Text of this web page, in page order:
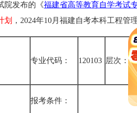
院发布的《福建省高等教育自学考试
划
，2024年10月福建自考本科工程管
专业代码： 120103 层次：
报考条件：